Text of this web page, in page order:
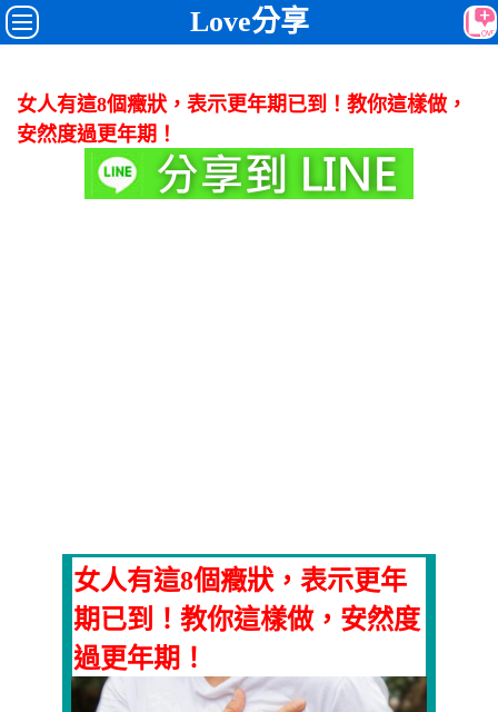
Love分享
女人有這8個癥狀，表示更年期已到！教你這樣做，
安然度過更年期！
女人有這8個癥狀，表示更年
期已到！教你這樣做，安然度
過更年期！